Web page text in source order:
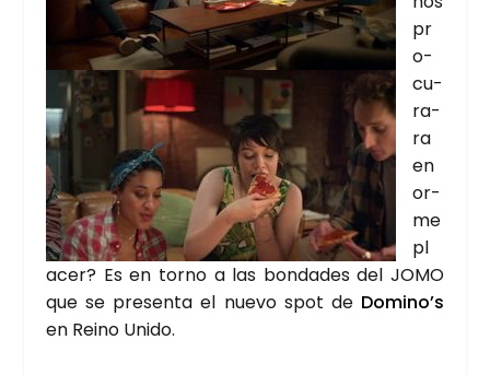
pr
o­
cu­
ra­
ra
en
or­
me
pl
a­cer? Es en torno a las bon­da­des del JOMO
que se pre­sen­ta el nue­vo spot de Domi­no’s
en Rei­no Uni­do.